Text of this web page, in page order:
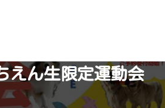
えん生限定運動会